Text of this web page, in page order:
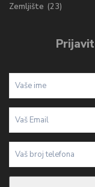
Zemljište (23)